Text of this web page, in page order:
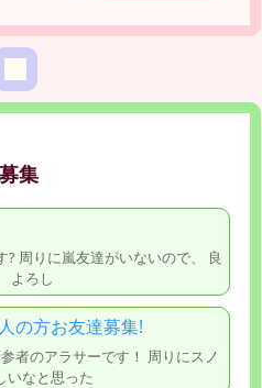
集
周りに嵐友達がいないので、 良
よろし
の方お友達募集!
者のアラサーです！ 周りにスノ
いなと思った